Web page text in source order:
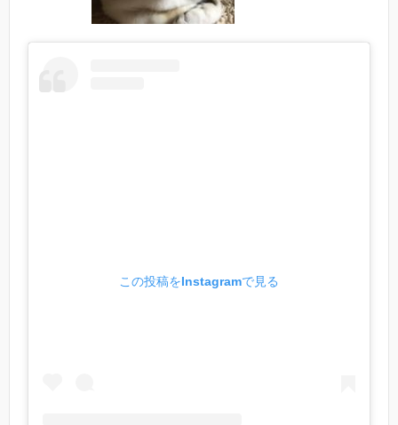
この投稿をInstagramで見る